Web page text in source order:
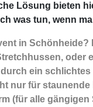
Lösung bieten
was tun, wenn
in Schönheide?
oder
ein
nur für
(für alle